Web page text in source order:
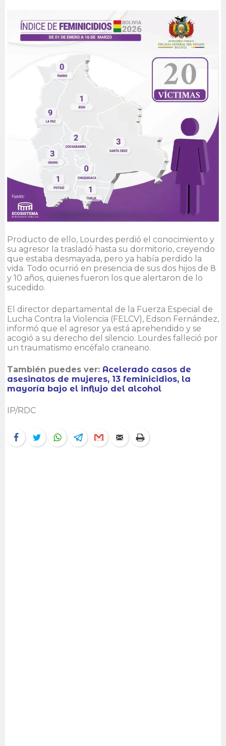
Producto de ello, Lourdes perdió el conocimiento y
su agresor la trasladó hasta su dormitorio, creyendo
que estaba desmayada, pero ya había perdido la
vida. Todo ocurrió en presencia de sus dos hijos de 8
y 10 años, quienes fueron los que alertaron de lo
sucedido.
El director departamental de la Fuerza Especial de
Lucha Contra la Violencia (FELCV), Edson Fernández,
informó que el agresor ya está aprehendido y se
acogió a su derecho del silencio. Lourdes falleció por
un traumatismo encéfalo craneano.
También puedes ver: Acelerado casos de
asesinatos de mujeres, 13 feminicidios, la
mayoría bajo el influjo del alcohol
IP/RDC